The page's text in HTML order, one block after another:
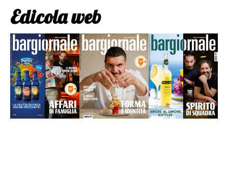
Edicola web